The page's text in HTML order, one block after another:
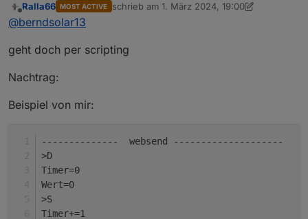
danke
    "power": 0,
    "voltage": 0,
nicht, bleibt es für 4 Wochen aus :D
Offline
Ralla66 MOST ACTIVE schrieb am 1. März 2024, 19:00
zuletzt editiert von Ralla663. Jan. 2024,
@berndsolar13
geht doch per scripting
Nachtrag:
Beispiel von mir:
--------------  websend --------------------
>D
Timer=0
Wert=0
>S
Timer+=1